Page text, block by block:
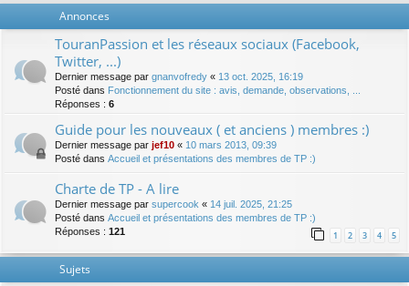
c
Annonces
TouranPassion et les réseaux sociaux (Facebook,
Twitter, ...)
Dernier message par gnanvofredy « 13 oct. 2025, 16:19
Posté dans Fonctionnement du site : avis, demande, observations, ...
Réponses : 6
Guide pour les nouveaux ( et anciens ) membres :)
Dernier message par jef10 « 10 mars 2013, 09:39
Posté dans Accueil et présentations des membres de TP :)
Charte de TP - A lire
Dernier message par supercook « 14 juil. 2025, 21:25
Posté dans Accueil et présentations des membres de TP :)
Réponses : 121 1 2 3 4 5
Sujets